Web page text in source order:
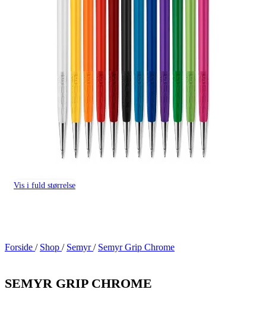
Vis i fuld størrelse
Forside / Shop / Semyr/ Semyr Grip Chrome
SEMYR GRIP CHROME